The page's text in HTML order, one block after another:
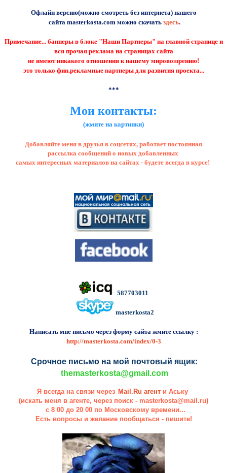
Офлайн версию(можно смотреть без интернета) нашего
сайта masterkosta.com можно скачать здесь.
Примечание... баннеры в блоке "Наши Партнеры" на главной странице и
вся прочая реклама на страницах сайта
не имеют никакого отношения к нашему мировоззрению!
это только фин.рекламные партнеры для развития проекта...
***
Мои контакты:
(жмите на картинки)
Добавляйте меня в друзья в соцсетях, работает постоянная
рассылка сообщений о новых добавленных
самых интересных материалов на сайтах - будете всегда в курсе!
587703011
masterkosta2
Написать мне письмо через форму сайта жмите ссылку :
http://masterkosta.com/index/0-3
Срочное письмо на мой почтовый ящик:
themasterkosta@gmail.com
Я всегда на связи через Mail.Ru агент и Аську
(искать меня в агенте, через поиск - masterkosta@mail.ru)
с 8 00 до 20 00 по Московскому времени...
Есть вопросы и желание пообщаться - пишите!